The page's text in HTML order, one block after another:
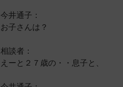
今井通子：
お子さんは？
相談者：
えーと２７歳の・・息子と、